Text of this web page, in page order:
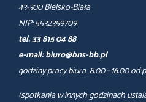
43-300 Bielsko-Biała
NIP: 5532359709
tel. 33 815 04 88
e-mail: biuro@bns-bb.pl
godziny pracy biura 8.00 - 16.00 od
(spotkania w innych godzinach